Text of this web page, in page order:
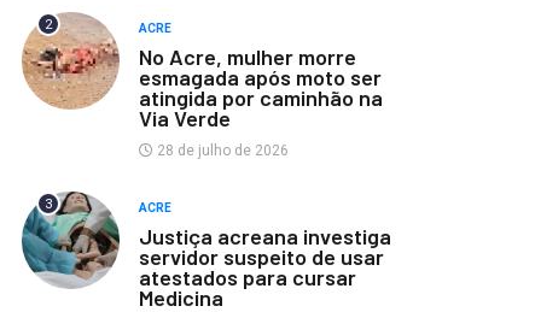
2 ACRE
No Acre, mulher morre
esmagada após moto ser
atingida por caminhão na
Via Verde
28 de julho de 2026
3 ACRE
Justiça acreana investiga
servidor suspeito de usar
atestados para cursar
Medicina